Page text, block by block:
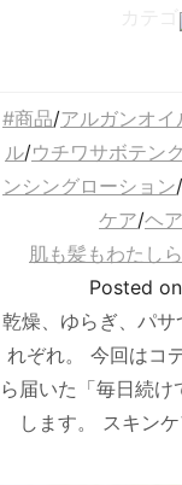
カテ
#商品/アルガンオイ
ル/ウチワサボテン
ンシングローション/
ケア/ヘ
肌も髪もわたし
Posted on
乾燥、ゆらぎ、パ
れぞれ。 今回はコ
ら届いた「毎日続
します。 スキン